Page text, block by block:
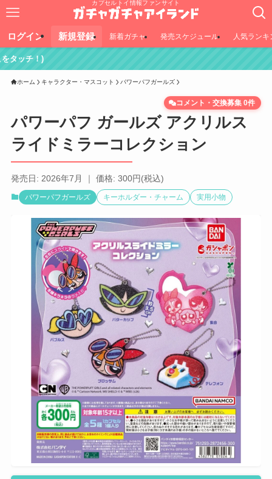
カプセルトイ情報ファンサイト
ログイン 新規登録 新着ガチャ 発売スケジュール 人気ランキ
ホーム キャラクター・マスコット パワーパフガールズ
パワーパフ ガールズ アクリルス
ライドミラーコレクション
コメント・交換募集 0件
発売日: 2026年7月 ｜ 価格: 300円(税込)
パワーパフガールズ キーホルダー・チャーム 実用小物